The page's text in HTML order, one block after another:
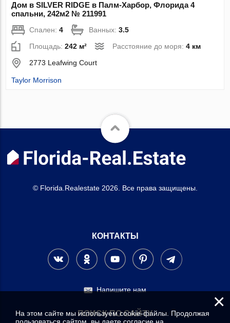
Дом в SILVER RIDGE в Палм-Харбор, Флорида 4
спальни, 242м2 № 211991
Спален:4 Ванных:3.5
Площадь:242 м² Расстояние до моря:4 км
2773 Leafwing Court
Taylor Morrison
© Florida.Realestate 2026. Все права защищены.
КОНТАКТЫ
Напишите нам
ПОИСК ПО САЙТУ
×
На этом сайте мы используем cookie-файлы. Продолжая